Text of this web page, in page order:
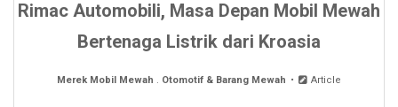
Rimac Automobili, Masa Depan Mobil Mewah
Bertenaga Listrik dari Kroasia
Merek Mobil Mewah . Otomotif & Barang Mewah Article